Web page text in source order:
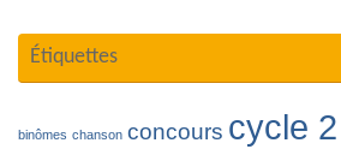
Étiquettes
binômes chanson concours cycle 2